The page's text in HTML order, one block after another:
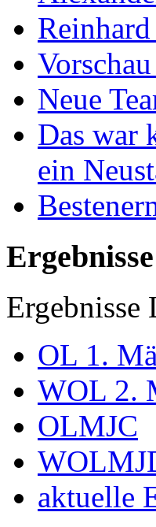
Neue
Das war
ein
Ergebnisse
OL 1.
WOL 2.
OLMJC
aktuelle